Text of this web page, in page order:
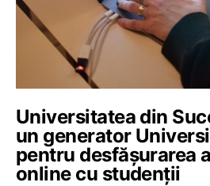
Universitatea din
un generator
pentru desfăşurarea
online cu studenţii